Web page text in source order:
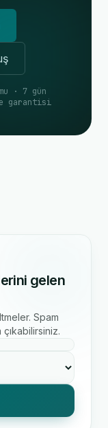
· 7 gün
garantisi
gelen
Spam